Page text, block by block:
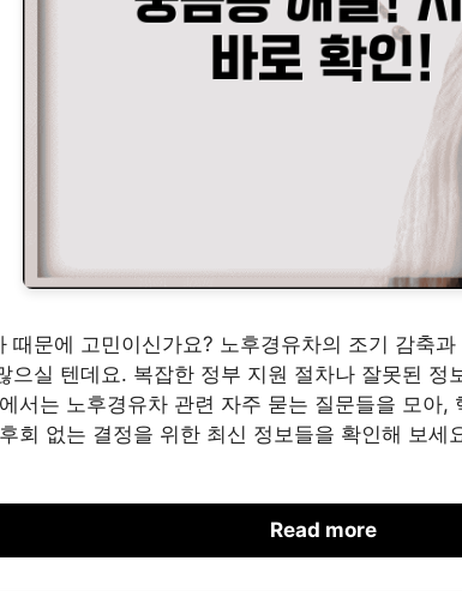
때문에 고민이신가요? 노후경유차의 조기 감축
으실 텐데요. 복잡한 정부 지원 절차나 잘못된 정
서는 노후경유차 관련 자주 묻는 질문들을 모아,
회 없는 결정을 위한 최신 정보들을 확인해 보세
Read more